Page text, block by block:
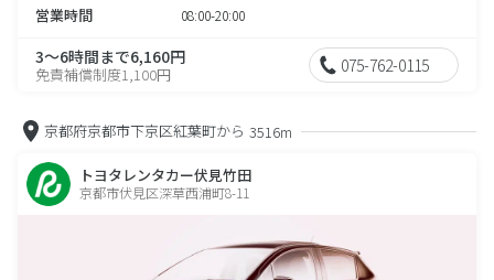
営業時間 08:00-20:00
3～6時間まで6,160円
免責補償制度1,100円 075-762-0115
京都府京都市下京区紅葉町から 3516m
トヨタレンタカー伏見竹田
京都市伏見区深草西浦町8-11